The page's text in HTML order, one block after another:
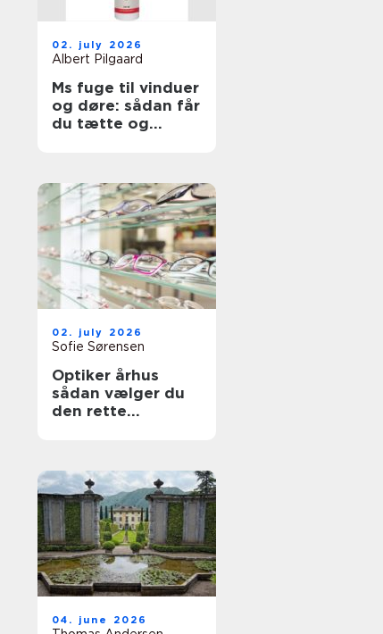
02. july 2026
Albert Pilgaard
Ms fuge til vinduer
og døre: sådan får
du tætte og
02. july 2026
Sofie Sørensen
Optiker århus
sådan vælger du
den rette
04. june 2026